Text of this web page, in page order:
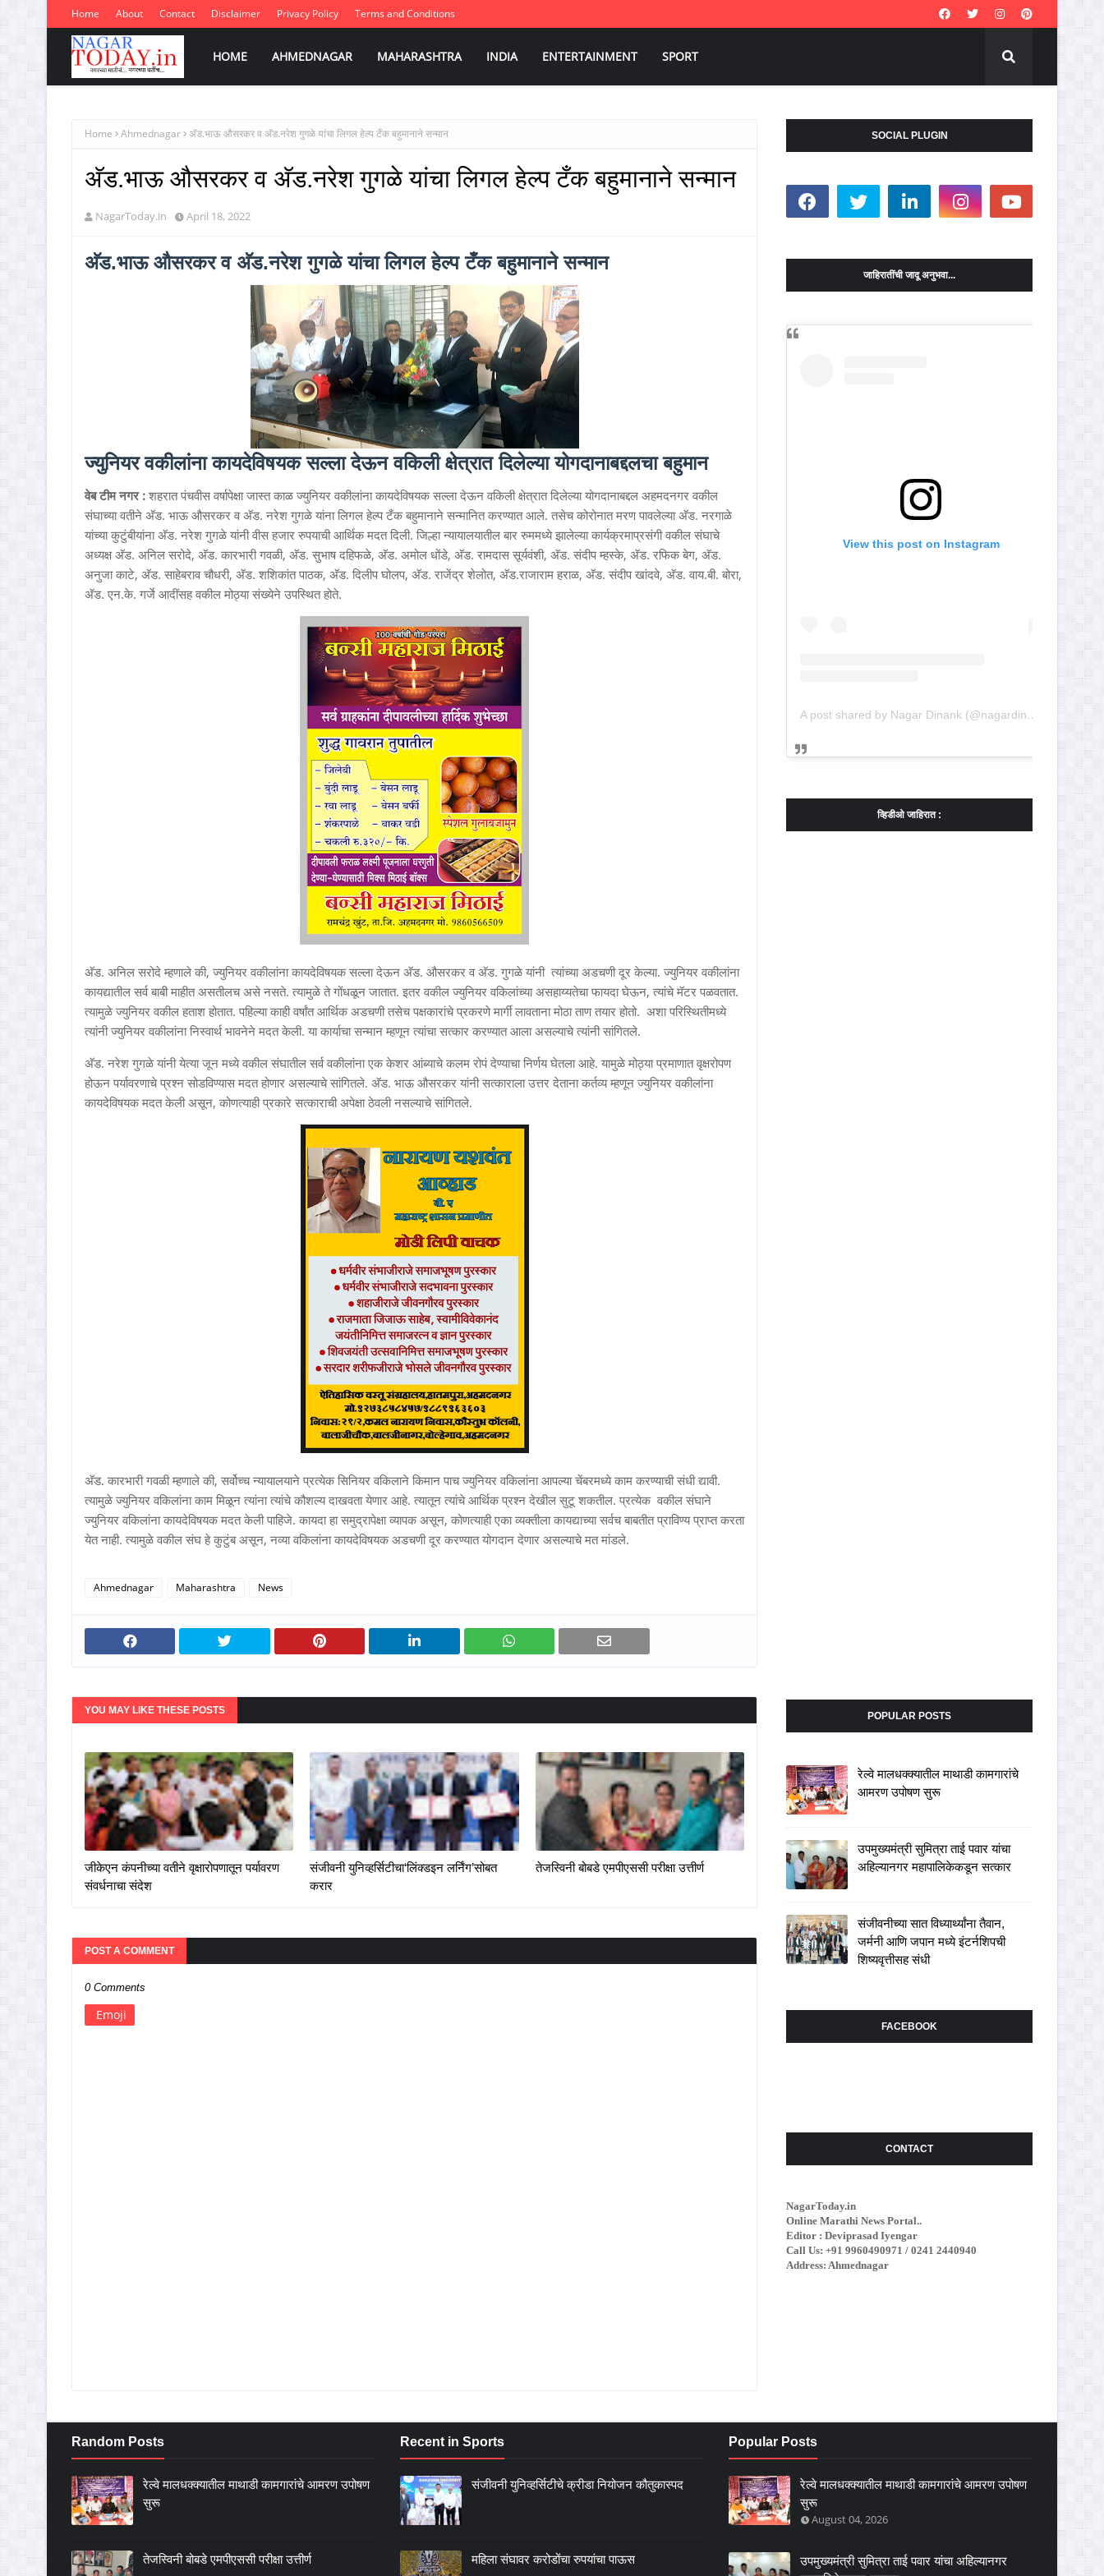
Home About Contact Disclaimer Privacy Policy Terms and Conditions
HOME AHMEDNAGAR MAHARASHTRA INDIA ENTERTAINMENT SPORT
Home Ahmednagar अ‍ॅड.भाऊ औसरकर व अ‍ॅड.नरेश गुगळे यांचा लिगल हेल्प टँक बहुमानाने सन्मान
अ‍ॅड.भाऊ औसरकर व अ‍ॅड.नरेश गुगळे यांचा लिगल हेल्प टँक बहुमानाने सन्मान
NagarToday.in April 18, 2022
अ‍ॅड.भाऊ औसरकर व अ‍ॅड.नरेश गुगळे यांचा लिगल हेल्प टँक बहुमानाने सन्मान
ज्युनियर वकीलांना कायदेविषयक सल्ला देऊन वकिली क्षेत्रात दिलेल्या योगदानाबद्दलचा बहुमान
वेब टीम नगर : शहरात पंचवीस वर्षापेक्षा जास्त काळ ज्युनियर वकीलांना कायदेविषयक सल्ला देऊन वकिली क्षेत्रात दिलेल्या योगदानाबद्दल अहमदनगर वकील
संघाच्या वतीने अ‍ॅड. भाऊ औसरकर व अ‍ॅड. नरेश गुगळे यांना लिगल हेल्प टँक बहुमानाने सन्मानित करण्यात आले. तसेच कोरोनात मरण पावलेल्या अ‍ॅड. नरगाळे
यांच्या कुटुंबीयांना अ‍ॅड. नरेश गुगळे यांनी वीस हजार रुपयाची आर्थिक मदत दिली. जिल्हा न्यायालयातील बार रुममध्ये झालेल्या कार्यक्रमाप्रसंगी वकील संघाचे
अध्यक्ष अ‍ॅड. अनिल सरोदे, अ‍ॅड. कारभारी गवळी, अ‍ॅड. सुभाष दहिफळे, अ‍ॅड. अमोल धोंडे, अ‍ॅड. रामदास सूर्यवंशी, अ‍ॅड. संदीप म्हस्के, अ‍ॅड. रफिक बेग, अ‍ॅड.
अनुजा काटे, अ‍ॅड. साहेबराव चौधरी, अ‍ॅड. शशिकांत पाठक, अ‍ॅड. दिलीप घोलप, अ‍ॅड. राजेंद्र शेलोत, अ‍ॅड.राजाराम हराळ, अ‍ॅड. संदीप खांदवे, अ‍ॅड. वाय.बी. बोरा,
अ‍ॅड. एन.के. गर्जे आदींसह वकील मोठ्या संख्येने उपस्थित होते.
अ‍ॅड. अनिल सरोदे म्हणाले की, ज्युनियर वकीलांना कायदेविषयक सल्ला देऊन अ‍ॅड. औसरकर व अ‍ॅड. गुगळे यांनी त्यांच्या अडचणी दूर केल्या. ज्युनियर वकीलांना
कायद्यातील सर्व बाबी माहीत असतीलच असे नसते. त्यामुळे ते गोंधळून जातात. इतर वकील ज्युनियर वकिलांच्या असहाय्यतेचा फायदा घेऊन, त्यांचे मॅटर पळवतात.
त्यामुळे ज्युनियर वकील हताश होतात. पहिल्या काही वर्षांत आर्थिक अडचणी तसेच पक्षकारांचे प्रकरणे मार्गी लावताना मोठा ताण तयार होतो. अशा परिस्थितीमध्ये
त्यांनी ज्युनियर वकीलांना निस्वार्थ भावनेने मदत केली. या कार्याचा सन्मान म्हणून त्यांचा सत्कार करण्यात आला असल्याचे त्यांनी सांगितले.
अ‍ॅड. नरेश गुगळे यांनी येत्या जून मध्ये वकील संघातील सर्व वकीलांना एक केशर आंब्याचे कलम रोपं देण्याचा निर्णय घेतला आहे. यामुळे मोठ्या प्रमाणात वृक्षरोपण
होऊन पर्यावरणाचे प्रश्‍न सोडविण्यास मदत होणार असल्याचे सांगितले. अ‍ॅड. भाऊ औसरकर यांनी सत्काराला उत्तर देताना कर्तव्य म्हणून ज्युनियर वकीलांना
कायदेविषयक मदत केली असून, कोणत्याही प्रकारे सत्काराची अपेक्षा ठेवली नसल्याचे सांगितले.
अ‍ॅड. कारभारी गवळी म्हणाले की, सर्वोच्च न्यायालयाने प्रत्येक सिनियर वकिलाने किमान पाच ज्युनियर वकिलांना आपल्या चेंबरमध्ये काम करण्याची संधी द्यावी.
त्यामुळे ज्युनियर वकिलांना काम मिळून त्यांना त्यांचे कौशल्य दाखवता येणार आहे. त्यातून त्यांचे आर्थिक प्रश्‍न देखील सुटू शकतील. प्रत्येक वकील संघाने
ज्युनियर वकिलांना कायदेविषयक मदत केली पाहिजे. कायदा हा समुद्रापेक्षा व्यापक असून, कोणत्याही एका व्यक्तीला कायद्याच्या सर्वच बाबतीत प्राविण्य प्राप्त करता
येत नाही. त्यामुळे वकील संघ हे कुटुंब असून, नव्या वकिलांना कायदेविषयक अडचणी दूर करण्यात योगदान देणार असल्याचे मत मांडले.
Ahmednagar Maharashtra News
YOU MAY LIKE THESE POSTS
जीकेएन कंपनीच्या वतीने वृक्षारोपणातून पर्यावरण
संवर्धनाचा संदेश
संजीवनी युनिव्हर्सिटीचा‘लिंक्डइन लर्निंग’सोबत
करार
तेजस्विनी बोबडे एमपीएससी परीक्षा उत्तीर्ण
POST A COMMENT
0 Comments
Emoji
SOCIAL PLUGIN
जाहिरातींची जादू अनुभवा...
View this post on Instagram
A post shared by Nagar Dinank (@nagardinank)
व्हिडीओ जाहिरात :
POPULAR POSTS
रेल्वे मालधक्क्यातील माथाडी कामगारांचे
आमरण उपोषण सुरू
उपमुख्यमंत्री सुमित्रा ताई पवार यांचा
अहिल्यानगर महापालिकेकडून सत्कार
संजीवनीच्या सात विध्यार्थ्यांना तैवान,
जर्मनी आणि जपान मध्ये इंटर्नशिपची
शिष्यवृत्तीसह संधी
FACEBOOK
CONTACT
NagarToday.in
Online Marathi News Portal..
Editor : Deviprasad Iyengar
Call Us: +91 9960490971 / 0241 2440940
Address: Ahmednagar
Random Posts
रेल्वे मालधक्क्यातील माथाडी कामगारांचे आमरण उपोषण
सुरू
तेजस्विनी बोबडे एमपीएससी परीक्षा उत्तीर्ण
Recent in Sports
संजीवनी युनिव्हर्सिटीचे क्रीडा नियोजन कौतुकास्पद
महिला संघावर करोडोंचा रुपयांचा पाऊस
Popular Posts
रेल्वे मालधक्क्यातील माथाडी कामगारांचे आमरण उपोषण
सुरू
August 04, 2026
उपमुख्यमंत्री सुमित्रा ताई पवार यांचा अहिल्यानगर